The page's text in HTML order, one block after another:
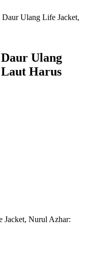
Ulang Life Jacket,
Ulang
Harus
Jacket, Nurul Azhar: